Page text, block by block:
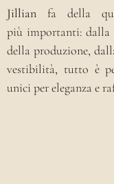
Jillian fa della
più importanti: dalla
della produzione,
vestibilità, tutto è
unici per eleganza e